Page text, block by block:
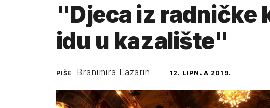
"Djeca iz radničke
idu u kazalište"
PIŠE Branimira Lazarin 12. LIPNJA 2019.